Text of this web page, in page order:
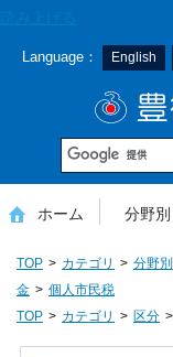
Language： English
ホーム 分野別
TOP カテゴリ 分野別
金
個人市民税
TOP
カテゴリ 区分